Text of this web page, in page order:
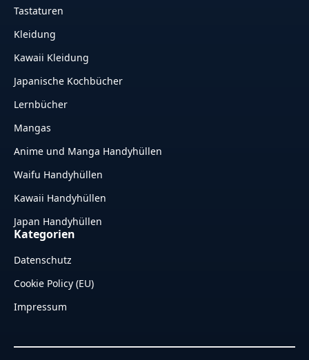
Tastaturen
Kleidung
Kawaii Kleidung
Japanische Kochbücher
Lernbücher
Mangas
Anime und Manga Handyhüllen
Waifu Handyhüllen
Kawaii Handyhüllen
Japan Handyhüllen
Kategorien
Datenschutz
Cookie Policy (EU)
Impressum